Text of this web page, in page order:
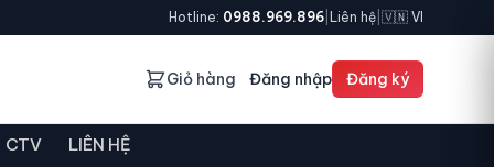
Hotline: 0988.969.896 Liên hệ 🇻🇳 VI
Giỏ hàng Đăng nhập Đăng ký
CTV LIÊN HỆ